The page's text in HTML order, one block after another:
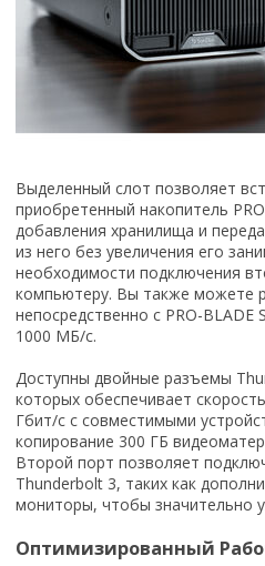
Выделенный слот позволяет
приобретенный накопитель
добавления хранилища и
из него без увеличения его
необходимости подключения
компьютеру. Вы также можете
непосредственно с PRO-BLADE
1000 МБ/с.
Доступны двойные разъемы
которых обеспечивает
Гбит/с с совместимыми
копирование 300 ГБ
Второй порт позволяет
Thunderbolt 3, таких как
мониторы, чтобы значительно
Оптимизированный